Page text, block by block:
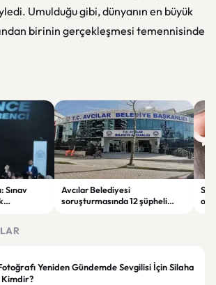
Umulduğu gibi, dünyanın en büyük
birinin gerçekleşmesi temennisinde
Sınav
Avcılar Belediyesi
soruşturmasında 12 şüpheli
Yeniden Gündemde Sevgilisi İçin Silaha
Kimdir?